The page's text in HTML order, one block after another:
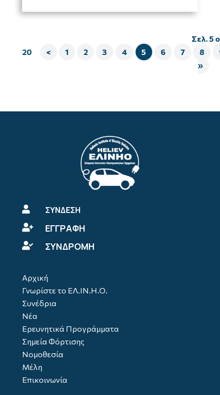
Σελ. 5
20
< 1 2 3 4 5 6 7 8
»
 ΣΥΝΔΕΣΗ
 ΕΓΓΡΑΦΗ
 ΣΥΝΔΡΟΜΗ
Αρχική
Γνωρίστε το ΕΛ.ΙΝ.Η.Ο.
Συνέδρια
Νέα
Ερευνητικά Προγράμματα
Σημεία Φόρτισης
Νομοθεσία
Μέλη
Επικοινωνία